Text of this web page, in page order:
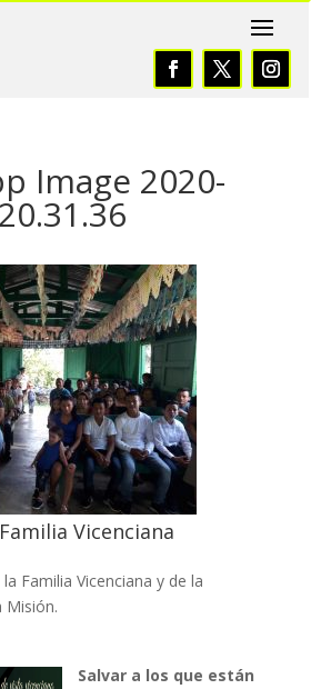
Image 2020-
Vicenciana
Familia Vicenciana y de la
Misión.
Salvar a los que están